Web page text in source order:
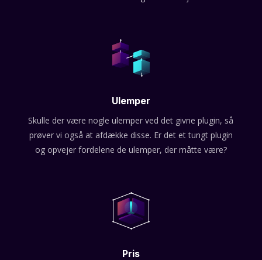
Ulemper
Skulle der være nogle ulemper ved det givne plugin, så
prøver vi også at afdække disse. Er det et tungt plugin
og opvejer fordelene de ulemper, der måtte være?
Pris